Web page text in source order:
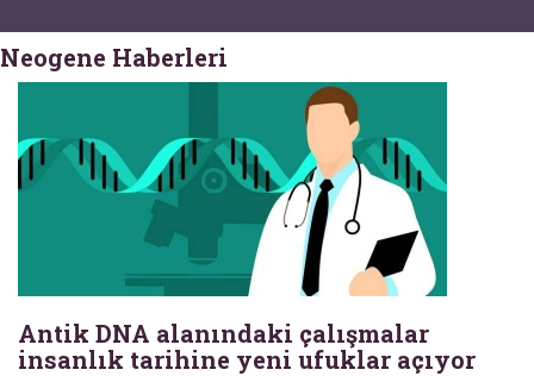
Neogene Haberleri
Antik DNA alanındaki çalışmalar
insanlık tarihine yeni ufuklar açıyor